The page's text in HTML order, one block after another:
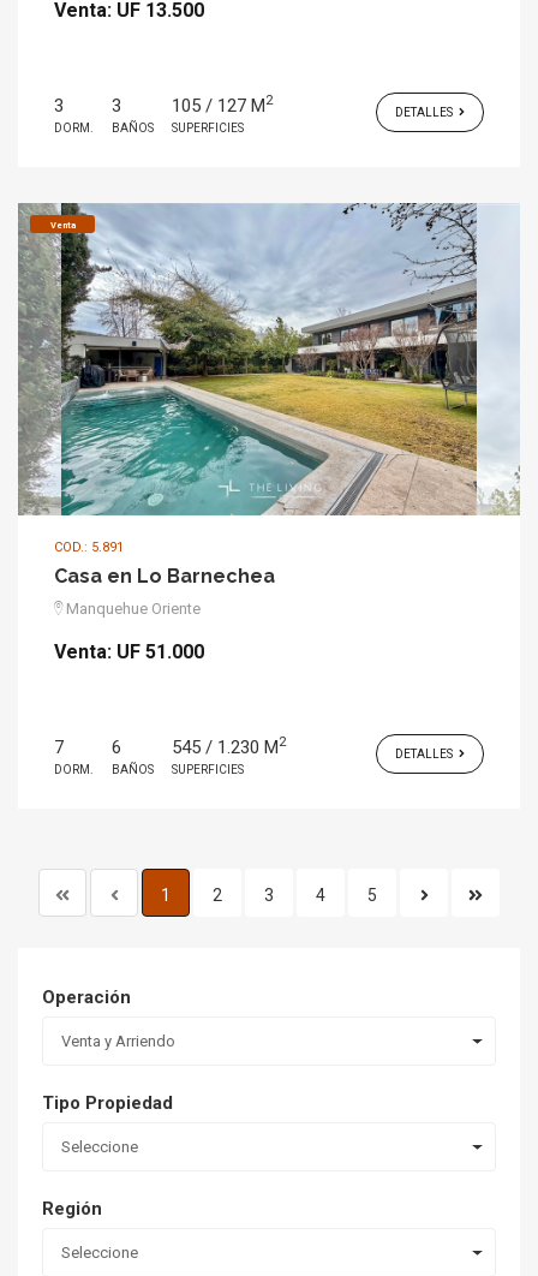
Venta: UF 13.500
3
DORM.
3
BAÑOS
105 / 127 M2
SUPERFICIES
DETALLES
Venta
COD.: 5.891
Casa en Lo Barnechea
Manquehue Oriente
Venta: UF 51.000
7
DORM.
6
BAÑOS
545 / 1.230 M2
SUPERFICIES
DETALLES
1 2 3 4 5
Operación
Venta y Arriendo
Tipo Propiedad
Seleccione
Región
Seleccione